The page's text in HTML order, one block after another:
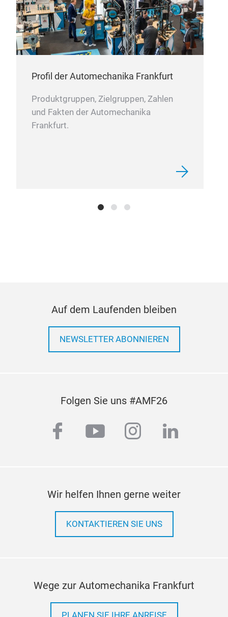
Profil der Automechanika Frankfurt
Produktgruppen, Zielgruppen, Zahlen
und Fakten der Automechanika
Frankfurt.
Auf dem Laufenden bleiben
NEWSLETTER ABONNIEREN
Folgen Sie uns #AMF26
facebook
youtubeinstagram
linkedin
Wir helfen Ihnen gerne weiter
KONTAKTIEREN SIE UNS
Wege zur Automechanika Frankfurt